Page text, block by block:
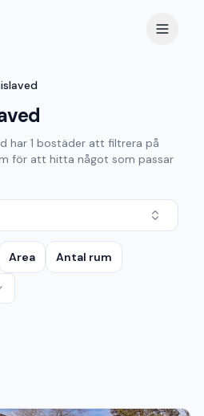
har 1 bostäder att filtrera på
för att hitta något som passar
Area Antal rum